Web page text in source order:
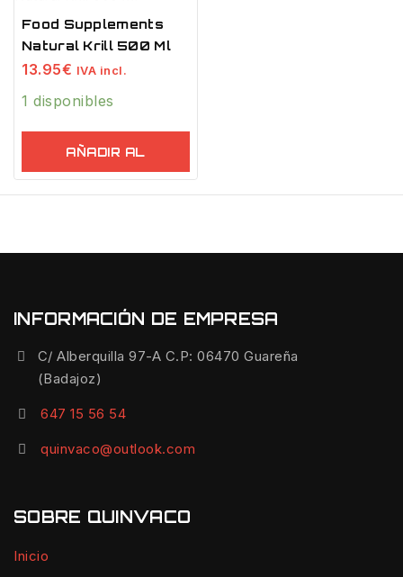
Food Supplements
Natural Krill 500 Ml
13.95€ IVA incl.
1 disponibles
AÑADIR AL
CARRITO
INFORMACIÓN DE EMPRESA
C/ Alberquilla 97-A C.P: 06470 Guareña
(Badajoz)
647 15 56 54
quinvaco@outlook.com
SOBRE QUINVACO
Inicio